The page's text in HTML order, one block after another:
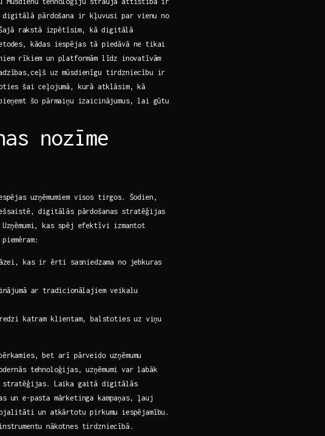
⁣pārdošana ir kļuvusi par ⁣vienu no
⁢Šajā⁣ rakstā izpētīsim, kā digitālā‍
kādas iespējas tā piedāvā ne tikai
rīkiem un platformām⁣ līdz inovatīvām
uz mūsdienīgu tirdzniecību ir​
šai ceļojumā, kurā atklāsim, kā
šo pārmaiņu izaicinājumus, lai gūtu
nozīme
uzņēmumiem visos tirgos. Šodien,
digitālās pārdošanas stratēģijas
kas spēj efektīvi izmantot
kas ir ērti​ sasniedzama no jebkuras
ar tradicionālajiem veikalu
katram klientam, balstoties ⁣uz viņu​
bet arī pārveido uzņēmumu
tehnoloģijas, uzņēmumi var labāk
stratēģijas. Laika gaitā digitālās
un e-pasta mārketinga kampaņas, ļauj
un atkārtotu pirkumu iespējamību.
nākotnes tirdzniecībā.